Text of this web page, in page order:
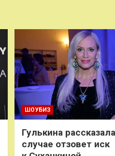
ШОУБИЗ
Гулькина
случае отзовет иск